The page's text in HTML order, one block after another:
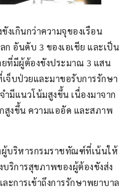
งเกินกว่าความจุของเรือน
อันดับ 3 ของเอเชีย และเป็น
ที่มีผู้ต้องขังประมาณ 3 แสน
จ็บป่วยและมาขอรับการรักษา
มีแนวโน้มสูงขึ้น เนื่องมาจาก
สูงขึ้น ความแออัด และสภาพ
บริหารกรมราชทัณฑ์ที่เน้นให้
บริการสุขภาพของผู้ต้องขังส่ง
ะการเข้าถึงการรักษาพยาบาล